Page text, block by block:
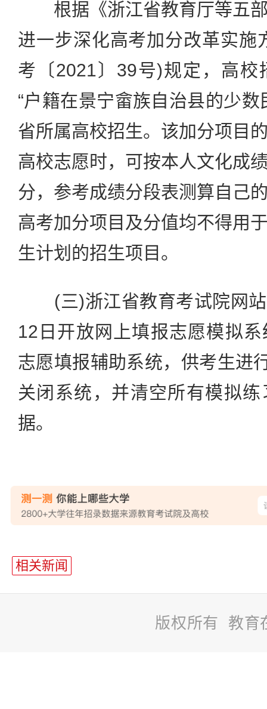
根据《浙江省教育厅等五部
进一步深化高考加分改革实施
考〔2021〕39号)规定，高校
“户籍在景宁畲族自治县的少数
省所属高校招生。该加分项目
高校志愿时，可按本人文化成
分，参考成绩分段表测算自己
高考加分项目及分值均不得用
生计划的招生项目。
(三)浙江省教育考试院网站
12日开放网上填报志愿模拟
志愿填报辅助系统，供考生进
关闭系统，并清空所有模拟
据。
相关新闻
版权所有 教育